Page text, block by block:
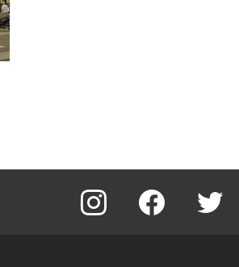
instagram facebook twitter